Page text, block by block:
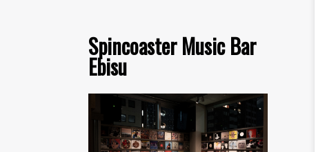
Spincoaster Music Bar
Ebisu